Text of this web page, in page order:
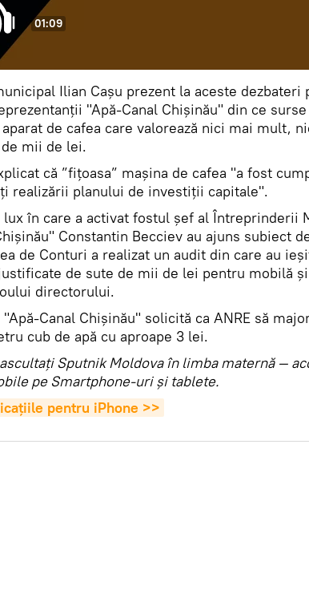
01:09
Ilian Cașu prezent la aceste dezbateri
"Apă-Canal Chișinău" din ce
de cafea care valorează nici mai mult,
mii de lei.
că ”fițoasa” mașina de cafea "a fost
realizării planului de investiții capitale".
în care a activat fostul șef al Întreprinderii
Constantin Becciev au ajuns subiect
de Conturi a realizat un audit din care au
de sute de mii de lei pentru mobilă
directorului.
Canal Chișinău" solicită ca ANRE să
cub de apă cu aproape 3 lei.
Sputnik Moldova în limba maternă —
pe Smartphone-uri şi tablete.
pentru iPhone >>